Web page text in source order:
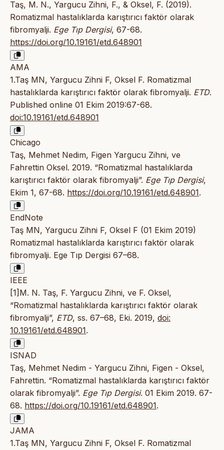
Taş, M. N., Yargucu Zihni, F., & Oksel, F. (2019).
Romatizmal hastalıklarda karıştırıcı faktör olarak
fibromyalji. Ege Tıp Dergisi, 67-68.
https://doi.org/10.19161/etd.648901
AMA
1.Taş MN, Yargucu Zihni F, Oksel F. Romatizmal
hastalıklarda karıştırıcı faktör olarak fibromyalji. ETD.
Published online 01 Ekim 2019:67-68.
doi:10.19161/etd.648901
Chicago
Taş, Mehmet Nedim, Figen Yargucu Zihni, ve
Fahrettin Oksel. 2019. “Romatizmal hastalıklarda
karıştırıcı faktör olarak fibromyalji”. Ege Tıp Dergisi,
Ekim 1, 67-68. https://doi.org/10.19161/etd.648901.
EndNote
Taş MN, Yargucu Zihni F, Oksel F (01 Ekim 2019)
Romatizmal hastalıklarda karıştırıcı faktör olarak
fibromyalji. Ege Tıp Dergisi 67–68.
IEEE
[1]M. N. Taş, F. Yargucu Zihni, ve F. Oksel,
“Romatizmal hastalıklarda karıştırıcı faktör olarak
fibromyalji”, ETD, ss. 67–68, Eki. 2019, doi:
10.19161/etd.648901.
ISNAD
Taş, Mehmet Nedim - Yargucu Zihni, Figen - Oksel,
Fahrettin. “Romatizmal hastalıklarda karıştırıcı faktör
olarak fibromyalji”. Ege Tıp Dergisi. 01 Ekim 2019. 67-
68. https://doi.org/10.19161/etd.648901.
JAMA
1.Taş MN, Yargucu Zihni F, Oksel F. Romatizmal